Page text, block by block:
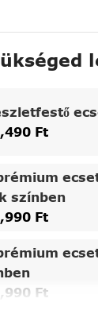
Ft
színben
Ft
Ft